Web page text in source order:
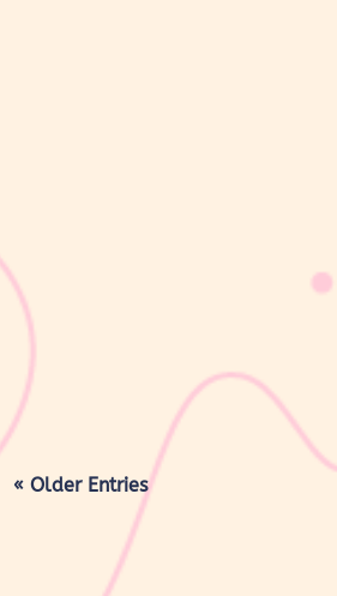
kulit bayi baru lahir sering kali membuat
Tidak jarang lapisan ini dianggap sebagai
persalinan yang harus segera dibersihkan,
« Older Entries